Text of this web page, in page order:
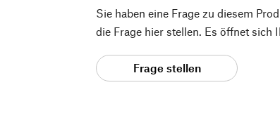
Sie haben eine Frage zu diesem
die Frage hier stellen. Es öffnet sich
Frage stellen